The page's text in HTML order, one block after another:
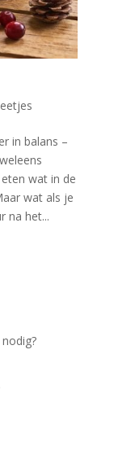
in balans –
wat in de
wat als je
na het...